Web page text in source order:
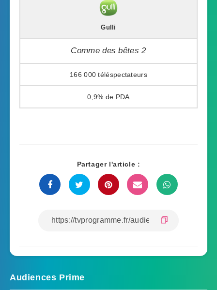
Gulli
Comme des bêtes 2
166 000
0,9%
Partager l'article :
Audiences Prime